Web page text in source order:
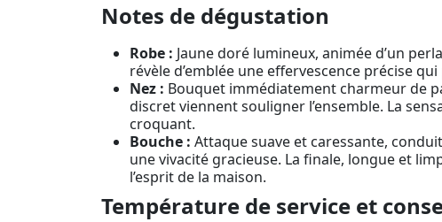
Notes de dégustation
Robe : Jaune doré lumineux, animée d’un
révèle d’emblée une effervescence précise
Nez : Bouquet immédiatement charmeur de
discret viennent souligner l’ensemble. La
croquant.
Bouche : Attaque suave et caressante,
une vivacité gracieuse. La finale, longue et
l’esprit de la maison.
Température de service et